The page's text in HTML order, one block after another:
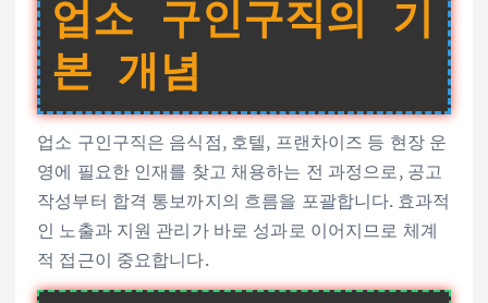
업소 구인구직의 기
본 개념
업소 구인구직은 음식점, 호텔, 프랜차이즈 등 현장 운
영에 필요한 인재를 찾고 채용하는 전 과정으로, 공고
작성부터 합격 통보까지의 흐름을 포괄합니다. 효과적
인 노출과 지원 관리가 바로 성과로 이어지므로 체계
적 접근이 중요합니다.